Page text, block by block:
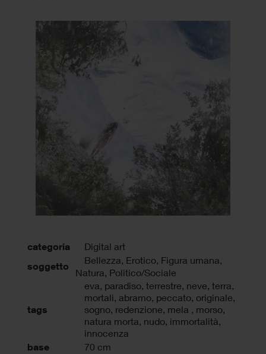
categoria Digital art
soggetto
Bellezza, Erotico, Figura umana,
Natura, Politico/Sociale
tags
eva, paradiso, terrestre, neve, terra,
mortali, abramo, peccato, originale,
sogno, redenzione, mela , morso,
natura morta, nudo, immortalità,
innocenza
base 70 cm